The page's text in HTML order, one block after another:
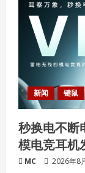
遇：
AMD
重
返
新闻 键鼠
秒换电不断
模电竞耳机
MC 2026年8